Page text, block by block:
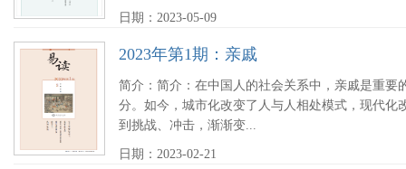
日期：2023-05-09
2023年第1期：亲戚
简介：简介：在中国人的社会关系中，亲戚是重要
分。如今，城市化改变了人与人相处模式，现代化
到挑战、冲击，渐渐变...
日期：2023-02-21